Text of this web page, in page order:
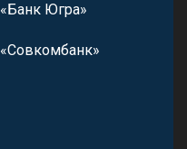
«Банк Югра»
«Совкомбанк»